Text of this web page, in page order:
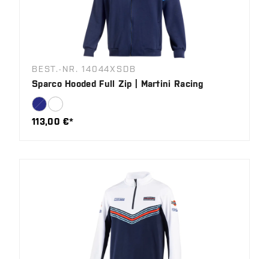
BEST.-NR. 14044XSDB
Sparco Hooded Full Zip | Martini Racing
113,00 €*